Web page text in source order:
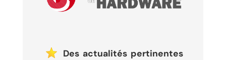
Des actualités pertinentes